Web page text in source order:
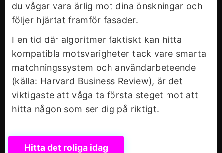
du vågar vara ärlig mot dina önskningar och
följer hjärtat framför fasader.
I en tid där algoritmer faktiskt kan hitta
kompatibla motsvarigheter tack vare smarta
matchningssystem och användarbeteende
(källa: Harvard Business Review), är det
viktigaste att våga ta första steget mot att
hitta någon som ser dig på riktigt.
Hitta det roliga idag